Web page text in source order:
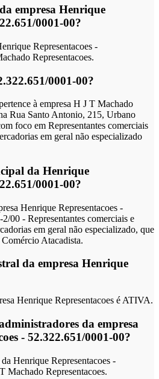
empresa Henrique
0001-00?
Representacoes -
Representacoes.
0001-00?
à empresa H J T Machado
Rua Santo Antonio, 215, Urbano
foco em Representantes comerciais
em geral não especializado
da Henrique
0001-00?
Henrique Representacoes -
00 - Representantes comerciais e
em geral não especializado, que
Atacadista.
da empresa Henrique
Henrique Representacoes é ATIVA.
da empresa
- 52.322.651/0001-00?
Henrique Representacoes -
Machado Representacoes.